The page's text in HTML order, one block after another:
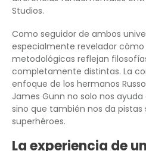
Studios.
Como seguidor de ambos
especialmente revelador
metodológicas reflejan
completamente distintas. La
enfoque de los hermanos
James Gunn no solo nos
sino que también nos da
superhéroes.
La experiencia de